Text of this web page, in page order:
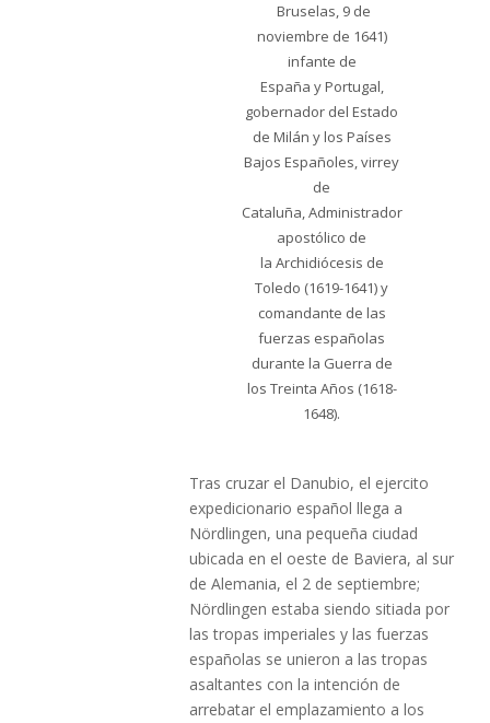
Bruselas, 9 de
noviembre de 1641)
infante de
España y Portugal,
gobernador del Estado
de Milán y los Países
Bajos Españoles, virrey
de
Cataluña, Administrador
apostólico de
la Archidiócesis de
Toledo (1619-1641) y
comandante de las
fuerzas españolas
durante la Guerra de
los Treinta Años (1618-
1648).
Tras cruzar el Danubio, el ejercito
expedicionario español llega a
Nördlingen, una pequeña ciudad
ubicada en el oeste de Baviera, al sur
de Alemania, el 2 de septiembre;
Nördlingen estaba siendo sitiada por
las tropas imperiales y las fuerzas
españolas se unieron a las tropas
asaltantes con la intención de
arrebatar el emplazamiento a los